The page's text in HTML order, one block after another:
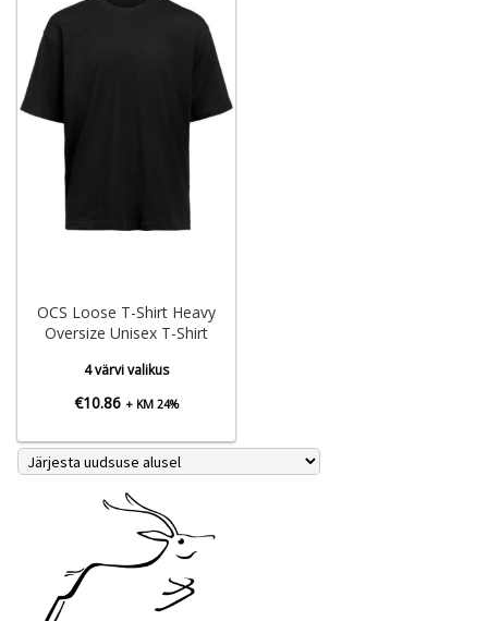
OCS Loose T-Shirt Heavy
Oversize Unisex T-Shirt
4 värvi valikus
€10.86 + KM 24%